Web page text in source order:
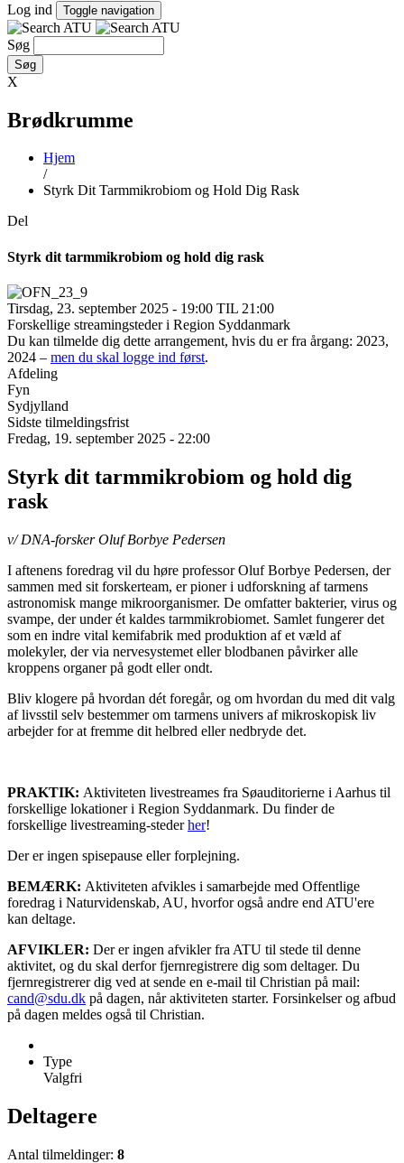
Log ind Toggle navigation
Søg
X
Brødkrumme
Hjem
/
Styrk Dit Tarmmikrobiom og Hold Dig Rask
Del
Styrk dit tarmmikrobiom og hold dig rask
Tirsdag, 23. september 2025 - 19:00 TIL 21:00
Forskellige streamingsteder i Region Syddanmark
Du kan tilmelde dig dette arrangement, hvis du er fra årgang: 2023,
2024 – men du skal logge ind først.
Afdeling
Fyn
Sydjylland
Sidste tilmeldingsfrist
Fredag, 19. september 2025 - 22:00
Styrk dit tarmmikrobiom og hold dig
rask
v/ DNA-forsker Oluf Borbye Pedersen
I aftenens foredrag vil du høre professor Oluf Borbye Pedersen, der
sammen med sit forskerteam, er pioner i udforskning af tarmens
astronomisk mange mikroorganismer. De omfatter bakterier, virus og
svampe, der under ét kaldes tarmmikrobiomet. Samlet fungerer det
som en indre vital kemifabrik med produktion af et væld af
molekyler, der via nervesystemet eller blodbanen påvirker alle
kroppens organer på godt eller ondt.
Bliv klogere på hvordan dét foregår, og om hvordan du med dit valg
af livsstil selv bestemmer om tarmens univers af mikroskopisk liv
arbejder for at fremme dit helbred eller nedbryde det.
PRAKTIK: Aktiviteten livestreames fra Søauditorierne i Aarhus til
forskellige lokationer i Region Syddanmark. Du finder de
forskellige livestreaming-stederher!
Der er ingen spisepause eller forplejning.
BEMÆRK: Aktiviteten afvikles i samarbejde med Offentlige
foredrag i Naturvidenskab, AU, hvorfor også andre end ATU'ere
kan deltage.
AFVIKLER: Der er ingen afvikler fra ATU til stede til denne
aktivitet, og du skal derfor fjernregistrere dig som deltager. Du
fjernregistrerer dig ved at sende en e-mail til Christian på mail:
cand@sdu.dk på dagen, når aktiviteten starter. Forsinkelser og afbud
på dagen meldes også til Christian.
Type
Valgfri
Deltagere
Antal tilmeldinger: 8